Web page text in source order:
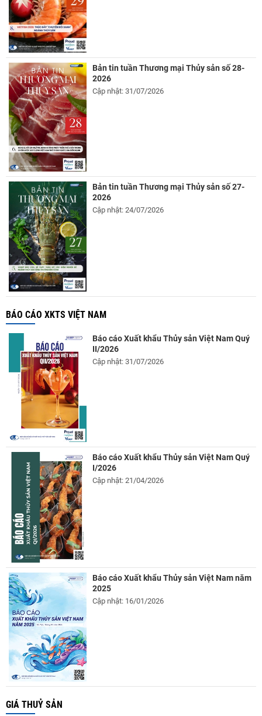
Bản tin tuần Thương mại Thủy sản số 28-
2026
Cập nhật: 31/07/2026
Bản tin tuần Thương mại Thủy sản số 27-
2026
Cập nhật: 24/07/2026
BÁO CÁO XKTS VIỆT NAM
Báo cáo Xuất khẩu Thủy sản Việt Nam Quý
II/2026
Cập nhật: 31/07/2026
Báo cáo Xuất khẩu Thủy sản Việt Nam Quý
I/2026
Cập nhật: 21/04/2026
Báo cáo Xuất khẩu Thủy sản Việt Nam năm
2025
Cập nhật: 16/01/2026
GIÁ THUỶ SẢN